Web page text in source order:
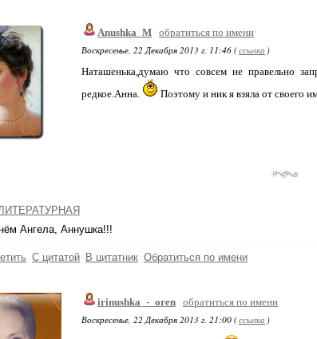
Anushka_M обратиться по имени
Воскресенье, 22 Декабря 2013 г. 11:46 (ссылка )
Наташенька,думаю что совсем не правельно
редкое.Анна.
Поэтому и ник я взяла от своего
Ангела, Аннушка!!!
С цитатой В цитатник Обратиться по имени
irinushka_-_oren обратиться по имени
Воскресенье, 22 Декабря 2013 г. 21:00 (ссылка )